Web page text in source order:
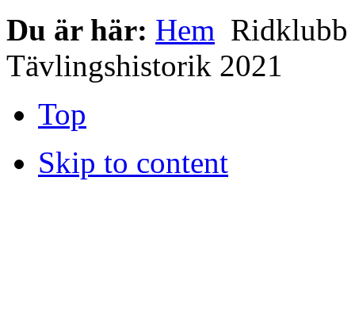
Du är här: Hem Ridklubb
Tävlingshistorik 2021
Top
Skip to content